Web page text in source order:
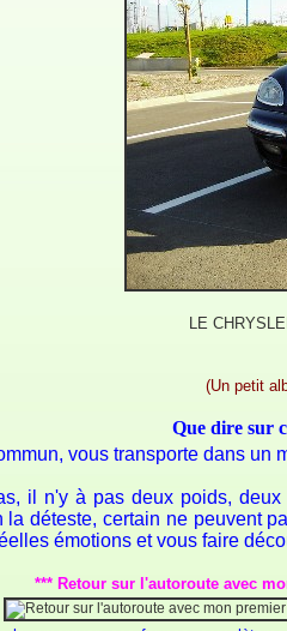
LE
(Un petit
Que dire sur
vous transporte dans un
il n'y à pas deux poids,
la déteste, certain ne peuvent
émotions et vous faire
*** Retour sur l'autoroute avec